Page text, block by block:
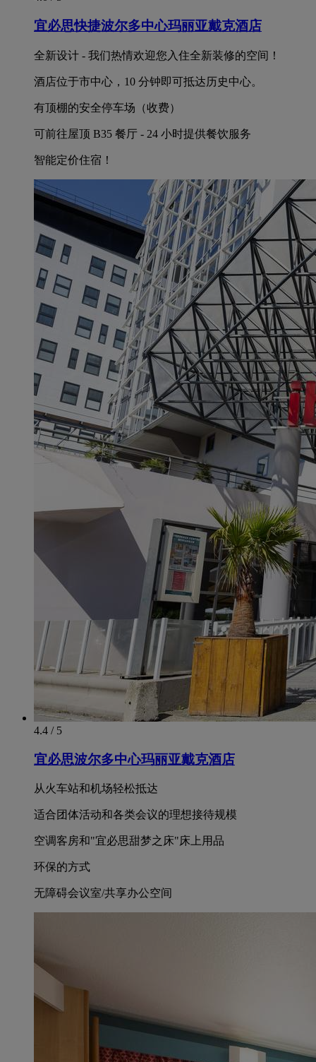
宜必思快捷波尔多中心玛丽亚戴克酒店
全新设计 - 我们热情欢迎您入住全新装修的空间！
酒店位于市中心，10 分钟即可抵达历史中心。
有顶棚的安全停车场（收费）
可前往屋顶 B35 餐厅 - 24 小时提供餐饮服务
智能定价住宿！
4.4 / 5
宜必思波尔多中心玛丽亚戴克酒店
从火车站和机场轻松抵达
适合团体活动和各类会议的理想接待规模
空调客房和"宜必思甜梦之床"床上用品
环保的方式
无障碍会议室/共享办公空间